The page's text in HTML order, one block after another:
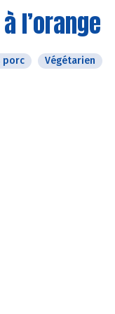
l’orange
porc
Végétarien